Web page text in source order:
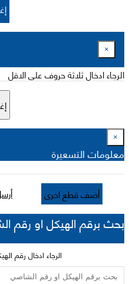
×
الرجاء ادخال ثلاثة حروف على الاقل
×
معلومات التسعيرة
أضف قطع اخرى
بحث برقم الهيكل او رقم
الرجاء ادخال رقم